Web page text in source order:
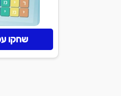
שחקו